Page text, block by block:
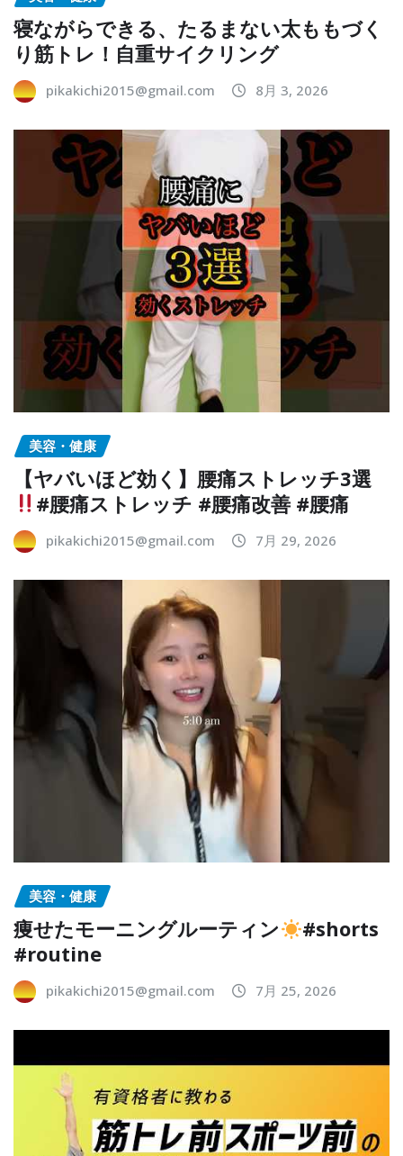
寝ながらできる、たるまない太ももづく
り筋トレ！自重サイクリング
pikakichi2015@gmail.com 8月 3, 2026
美容・健康
【ヤバいほど効く】腰痛ストレッチ3選
#腰痛ストレッチ #腰痛改善 #腰痛
pikakichi2015@gmail.com 7月 29, 2026
美容・健康
痩せたモーニングルーティン
#shorts
#routine
pikakichi2015@gmail.com 7月 25, 2026